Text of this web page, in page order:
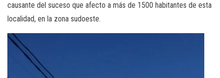
causante del suceso que afecto a más de 1500 habitantes de esta
localidad, en la zona sudoeste.